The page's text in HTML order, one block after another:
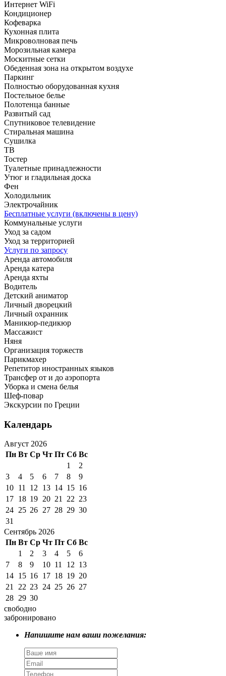
Интернет WiFi
Кондиционер
Кофеварка
Кухонная плита
Микроволновая печь
Морозильная камера
Москитные сетки
Обеденная зона на открытом воздухе
Паркинг
Полностью оборудованная кухня
Постельное белье
Полотенца банные
Развитый сад
Спутниковое телевидение
Стиральная машина
Сушилка
ТВ
Тостер
Туалетные принадлежности
Утюг и гладильная доска
Фен
Холодильник
Электрочайник
Бесплатные услуги (включены в цену)
Коммунальные услуги
Уход за садом
Уход за территорией
Услуги по запросу
Аренда автомобиля
Аренда катера
Аренда яхты
Водитель
Детский аниматор
Личный дворецкий
Личный охранник
Маникюр-педикюр
Массажист
Няня
Организация торжеств
Парикмахер
Репетитор иностранных языков
Трансфер от и до аэропорта
Уборка и смена белья
Шеф-повар
Экскурсии по Греции
Календарь
Август 2026
Пн Вт Ср Чт Пт Сб Вс
1
2
3
4 5 6 7 8
9
10 11 12 13 14 15 16
17 18 19 20 21 22 23
24 25 26 27 28 29 30
31
Сентябрь 2026
Пн Вт Ср Чт Пт Сб Вс
1
2 3 4 5
6
7
8 9 10 11 12 13
14 15 16 17 18 19 20
21
22 23 24 25 26 27
28 29 30
свободно
забронировано
Напишите нам ваши пожелания: